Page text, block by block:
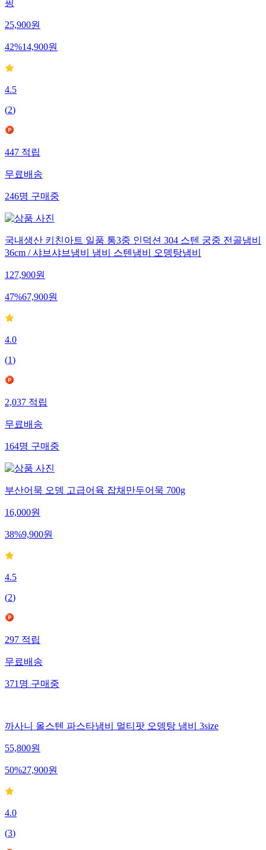
핑
25,900원
42%14,900원
4.5
(2)
447적립
무료배송
246명구매중
국내생산 키친아트 일품 통3중 인덕션 304 스텐 궁중 전골냄비
36cm / 샤브샤브냄비 냄비 스텐냄비 오뎅탕냄비
127,900원
47%67,900원
4.0
(1)
2,037적립
무료배송
164명구매중
부산어묵 오뎅 고급어육 잡채만두어묵 700g
16,000원
38%9,900원
4.5
(2)
297적립
무료배송
371명구매중
까사니 올스텐 파스타냄비 멀티팟 오뎅탕 냄비 3size
55,800원
50%27,900원
4.0
(3)